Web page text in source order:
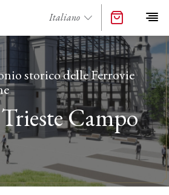
storico delle Ferrovie
Campo